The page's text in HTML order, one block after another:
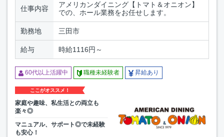
仕事内容
アメリカンダイニング【トマト＆オニオン】
での、ホール業務をお任せします。
勤務地 三田市
給与 時給1116円～
60代以上活躍中 職種未経験者 昇給あり
ここがオススメ！
家庭や趣味、私生活との両立も
楽々◎
マニュアル、サポート◎で未経験
も安心！